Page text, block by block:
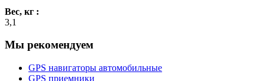
Вес, кг :
3,1
Мы рекомендуем
GPS навигаторы автомобильные
GPS приемники